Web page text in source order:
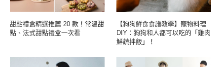
甜點禮盒精選推薦 20 款！常溫甜
點、法式甜點禮盒一次看
【狗狗鮮食食譜教學】寵物料理
DIY：狗狗和人都可以吃的「雞肉
鮮蔬拌飯」！